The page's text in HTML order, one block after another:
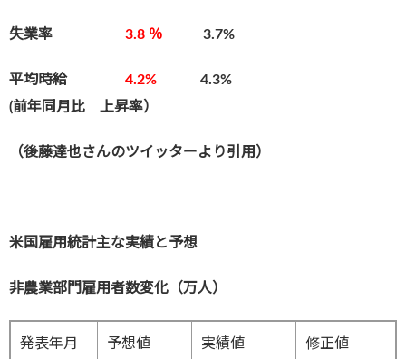
失業率 3.8 ％ 3.7%
平均時給 4.2% 4.3%
(前年同月比 上昇率）
（後藤達也さんのツイッターより引用）
米国雇用統計主な実績と予想
非農業部門雇用者数変化（万人）
発表年月 予想値 実績値 修正値